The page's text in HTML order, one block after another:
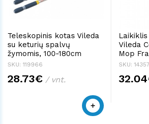
Teleskopinis kotas Vileda
su keturių spalvų
žymomis, 100-180cm
SKU: 119966
28.73€ / vnt.
Vileda
Mop
SKU: